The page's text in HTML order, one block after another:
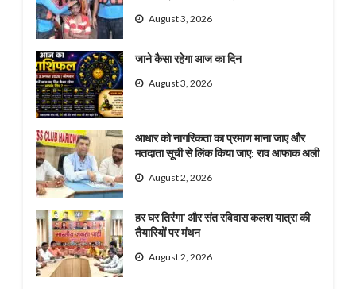
August 3, 2026
जाने कैसा रहेगा आज का दिन
August 3, 2026
आधार को नागरिकता का प्रमाण माना जाए और
मतदाता सूची से लिंक किया जाए: राव आफाक अली
August 2, 2026
हर घर तिरंगा’ और संत रविदास कलश यात्रा की
तैयारियों पर मंथन
August 2, 2026